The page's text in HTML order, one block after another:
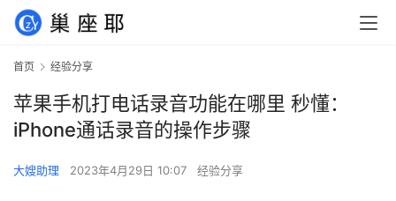
首页 经验分享
苹果手机打电话录音功能在哪里 秒懂：
iPhone通话录音的操作步骤
大嫂助理 2023年4月29日 10:07 经验分享